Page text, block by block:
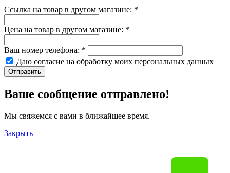
Ссылка на товар в другом магазине: *
Цена на товар в другом магазине: *
Ваш номер телефона: *
Даю согласие на обработку моих персональных данных
Отправить
Ваше сообщение отправлено!
Мы свяжемся с вами в ближайшее время.
Закрыть